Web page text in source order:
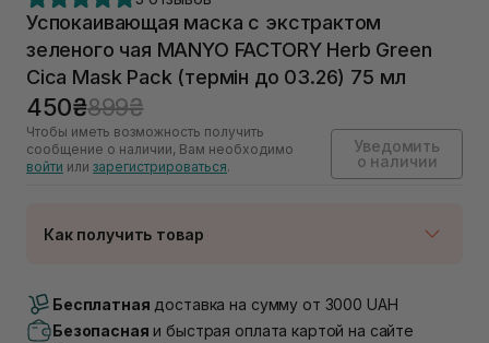
Успокаивающая маска с экстрактом
зеленого чая MANYO FACTORY Herb Green
Cica Mask Pack (термін до 03.26) 75 мл
450₴899₴
Чтобы иметь возможность получить
сообщение о наличии, Вам необходимо
войти или зарегистрироваться.
Уведомить
о наличии
Как получить товар
Нет в наличии!
Самовывоз г. Луцк, Винниченка 4
Бесплатная доставка на сумму от 3000 UAH
Безопасная и быстрая оплата картой на сайте